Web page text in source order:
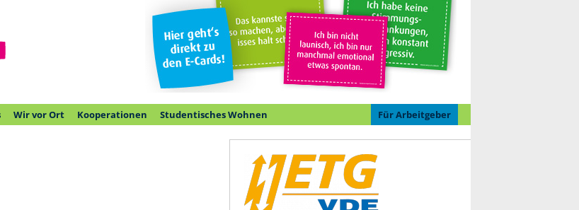
Wir vor Ort Kooperationen Studentisches Wohnen Für Arbeitgeber